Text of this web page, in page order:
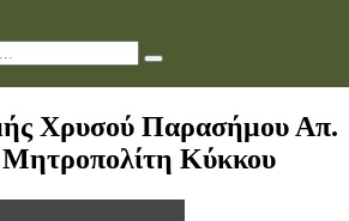
Χρυσού Παρασήμου Απ.
Κύκκου